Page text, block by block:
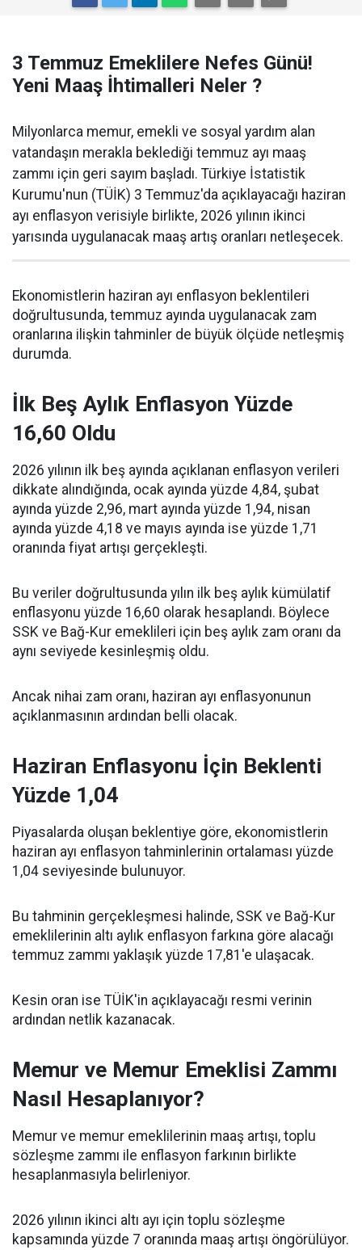
3 Temmuz Emeklilere Nefes Günü!
Yeni Maaş İhtimalleri Neler ?
Milyonlarca memur, emekli ve sosyal yardım alan
vatandaşın merakla beklediği temmuz ayı maaş
zammı için geri sayım başladı. Türkiye İstatistik
Kurumu'nun (TÜİK) 3 Temmuz'da açıklayacağı haziran
ayı enflasyon verisiyle birlikte, 2026 yılının ikinci
yarısında uygulanacak maaş artış oranları netleşecek.
Ekonomistlerin haziran ayı enflasyon beklentileri
doğrultusunda, temmuz ayında uygulanacak zam
oranlarına ilişkin tahminler de büyük ölçüde netleşmiş
durumda.
İlk Beş Aylık Enflasyon Yüzde
16,60 Oldu
2026 yılının ilk beş ayında açıklanan enflasyon verileri
dikkate alındığında, ocak ayında yüzde 4,84, şubat
ayında yüzde 2,96, mart ayında yüzde 1,94, nisan
ayında yüzde 4,18 ve mayıs ayında ise yüzde 1,71
oranında fiyat artışı gerçekleşti.
Bu veriler doğrultusunda yılın ilk beş aylık kümülatif
enflasyonu yüzde 16,60 olarak hesaplandı. Böylece
SSK ve Bağ-Kur emeklileri için beş aylık zam oranı da
aynı seviyede kesinleşmiş oldu.
Ancak nihai zam oranı, haziran ayı enflasyonunun
açıklanmasının ardından belli olacak.
Haziran Enflasyonu İçin Beklenti
Yüzde 1,04
Piyasalarda oluşan beklentiye göre, ekonomistlerin
haziran ayı enflasyon tahminlerinin ortalaması yüzde
1,04 seviyesinde bulunuyor.
Bu tahminin gerçekleşmesi halinde, SSK ve Bağ-Kur
emeklilerinin altı aylık enflasyon farkına göre alacağı
temmuz zammı yaklaşık yüzde 17,81'e ulaşacak.
Kesin oran ise TÜİK'in açıklayacağı resmi verinin
ardından netlik kazanacak.
Memur ve Memur Emeklisi Zammı
Nasıl Hesaplanıyor?
Memur ve memur emeklilerinin maaş artışı, toplu
sözleşme zammı ile enflasyon farkının birlikte
hesaplanmasıyla belirleniyor.
2026 yılının ikinci altı ayı için toplu sözleşme
kapsamında yüzde 7 oranında maaş artışı öngörülüyor.